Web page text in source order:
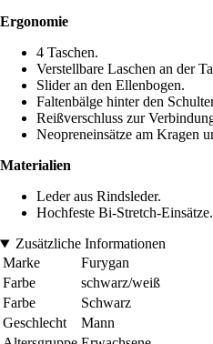
Ergonomie
4 Taschen.
Verstellbare Laschen an der
Slider an den Ellenbogen.
Faltenbälge hinter den
Reißverschluss zur
Neopreneinsätze am Kragen
Materialien
Leder aus Rindsleder.
Hochfeste Bi-Stretch-Einsätze.
Zusätzliche Informationen
Marke
Furygan
Farbe
schwarz/weiß
Farbe
Schwarz
Geschlecht
Mann